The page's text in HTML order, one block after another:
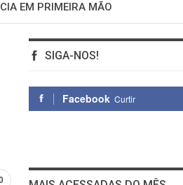
EM PRIMEIRA MÃO
SIGA-NOS!
Facebook Curtir